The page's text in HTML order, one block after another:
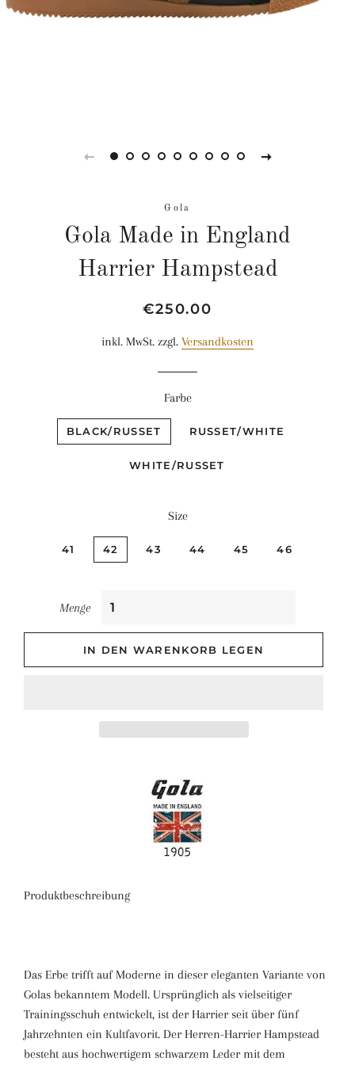
Gola
Gola Made in England
Harrier Hampstead
Normaler
Sonderpreis
€250.00
inkl. MwSt. zzgl. Versandkosten
Farbe
BLACK/RUSSET RUSSET/WHITE
WHITE/RUSSET
Size
41 42 43 44 45 46
Menge
IN DEN WARENKORB LEGEN
Produktbeschreibung
Das Erbe trifft auf Moderne in dieser eleganten Variante von
Golas bekanntem Modell. Ursprünglich als vielseitiger
Trainingsschuh entwickelt, ist der Harrier seit über fünf
Jahrzehnten ein Kultfavorit. Der Herren-Harrier Hampstead
besteht aus hochwertigem schwarzem Leder mit dem